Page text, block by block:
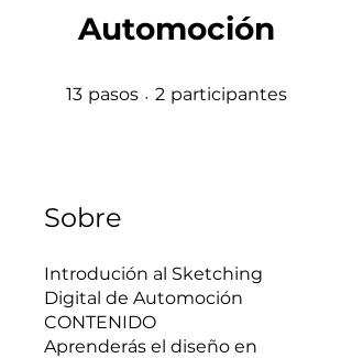
Automoción
13 pasos 13 pasos
2 participantes
Sobre
Introdución al Sketching
Digital de Automoción
CONTENIDO
Aprenderás el diseño en